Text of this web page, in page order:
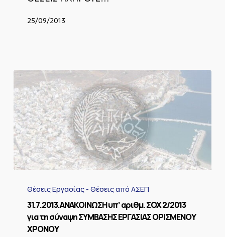
25/09/2013
αριθμ.
ΣΟΧ
2/2013
Θέσεις Εργασίας - Θέσεις από ΑΣΕΠ
31.7.2013.ΑΝΑΚΟΙΝΩΣΗ υπ’ αριθμ. ΣΟΧ 2/2013
για τη σύναψη ΣΥΜΒΑΣΗΣ ΕΡΓΑΣΙΑΣ ΟΡΙΣΜΕΝΟΥ
ΧΡΟΝΟΥ